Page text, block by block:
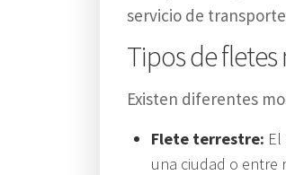
servicio de
Tipos de
Existen diferentes
Flete terrestre:
una ciudad o entre